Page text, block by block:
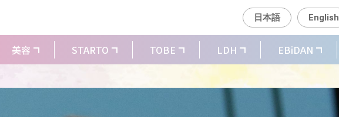
日本語 English
美容 STARTO TOBE LDH EBiDAN